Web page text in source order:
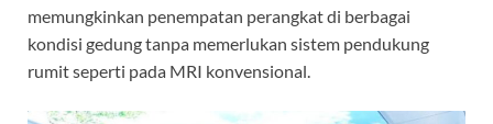
memungkinkan penempatan perangkat di berbagai
kondisi gedung tanpa memerlukan sistem pendukung
rumit seperti pada MRI konvensional.